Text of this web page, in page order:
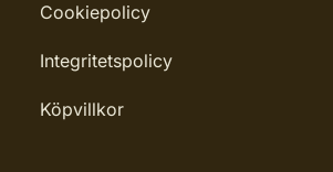
Cookiepolicy
Integritetspolicy
Köpvillkor